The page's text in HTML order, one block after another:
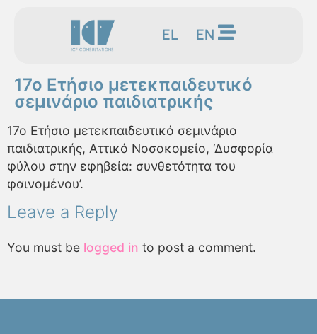
EL EN
17o Ετήσιο μετεκπαιδευτικό
σεμινάριο παιδιατρικής
17o Ετήσιο μετεκπαιδευτικό σεμινάριο
παιδιατρικής, Αττικό Νοσοκομείο, ‘Δυσφορία
φύλου στην εφηβεία: συνθετότητα του
φαινομένου’.
Leave a Reply
You must be logged in to post a comment.